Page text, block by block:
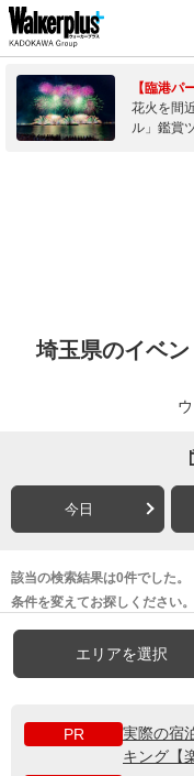
【臨港パ
花火を間
ル」鑑賞
埼玉県のイベン
今日
該当の検索結果は0件でした。
条件を変えてお探しください。
エリアを選択
PR
実際の宿
キング【